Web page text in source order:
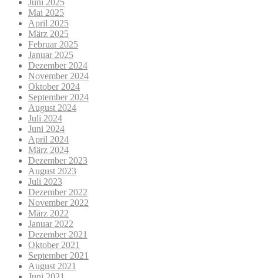
Juni 2025
Mai 2025
April 2025
März 2025
Februar 2025
Januar 2025
Dezember 2024
November 2024
Oktober 2024
September 2024
August 2024
Juli 2024
Juni 2024
April 2024
März 2024
Dezember 2023
August 2023
Juli 2023
Dezember 2022
November 2022
März 2022
Januar 2022
Dezember 2021
Oktober 2021
September 2021
August 2021